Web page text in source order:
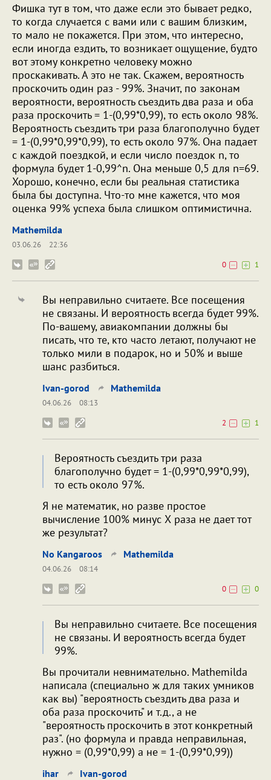
Фишка тут в том, что даже если это бывает редко,
то когда случается с вами или с вашим близким,
то мало не покажется. При этом, что интересно,
если иногда ездить, то возникает ощущение, будто
вот этому конкретно человеку можно
проскакивать. А это не так. Скажем, вероятность
проскочить один раз - 99%. Значит, по законам
вероятности, вероятность съездить два раза и оба
раза проскочить = 1-(0,99*0,99), то есть около 98%.
Вероятность съездить три раза благополучно будет
= 1-(0,99*0,99*0,99), то есть около 97%. Она падает
с каждой поездкой, и если число поездок n, то
формула будет 1-0,99^n. Она меньше 0,5 для n=69.
Хорошо, конечно, если бы реальная статистика
была бы доступна. Что-то мне кажется, что моя
оценка 99% успеха была слишком оптимистична.
Mathemilda
03.06.26
22:36
0
1
Вы неправильно считаете. Все посещения
не связаны. И вероятность всегда будет 99%.
По-вашему, авиакомпании должны бы
писать, что те, кто часто летают, получают не
только мили в подарок, но и 50% и выше
шанс разбиться.
Ivan-gorod Mathemilda
04.06.26
08:13
2
1
Вероятность съездить три раза
благополучно будет = 1-(0,99*0,99*0,99),
то есть около 97%.
Я не математик, но разве простое
вычисление 100% минус Х раза не дает тот
же результат?
No Kangaroos Mathemilda
04.06.26
08:14
0
0
Вы неправильно считаете. Все посещения
не связаны. И вероятность всегда будет
99%.
Вы прочитали невнимательно. Mathemilda
написала (специально ж для таких умников
как вы) "вероятность съездить два раза и
оба раза проскочить" и т.д., а не
"вероятность проскочить в этот конкретный
раз". (но формула и правда неправильная,
нужно = (0,99*0,99) а не = 1-(0,99*0,99))
ihar Ivan-gorod